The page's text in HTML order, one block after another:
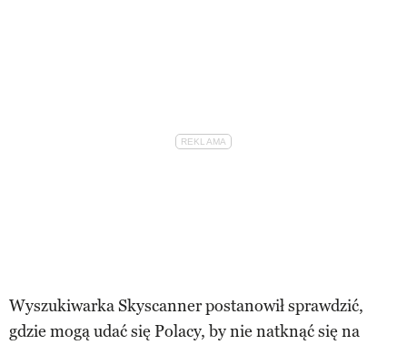
Wyszukiwarka Skyscanner postanowił sprawdzić,
gdzie mogą udać się Polacy, by nie natknąć się na